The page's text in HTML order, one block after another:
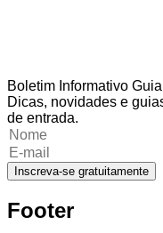
Boletim Informativo
Dicas, novidades e
de entrada.
Inscreva-se gratuitamente
Footer